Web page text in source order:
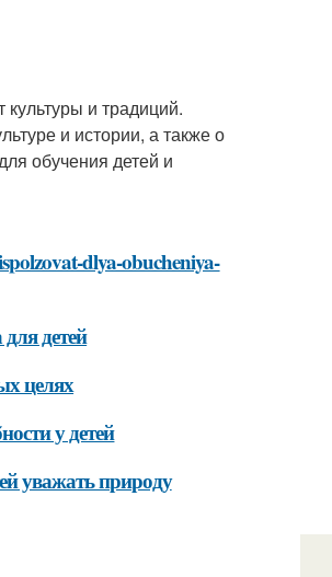
и традиций.
и истории, а также о
обучения детей и
dlya-obucheniya-
детей
целях
у детей
уважать природу